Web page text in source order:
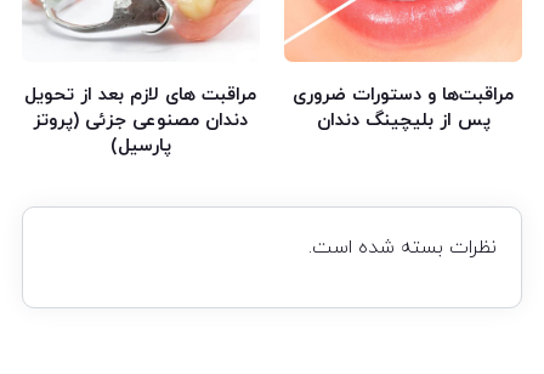
مراقبت‌ها و دستورات ضروری
پس از بلیچینگ دندان
مراقبت های لازم بعد از تحویل
دندان مصنوعی جزئی (پروتز
پارسیل)
نظرات بسته شده است.